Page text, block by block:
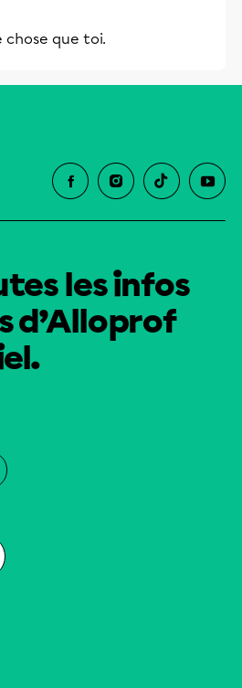
chose que toi.
les infos
d’Alloprof